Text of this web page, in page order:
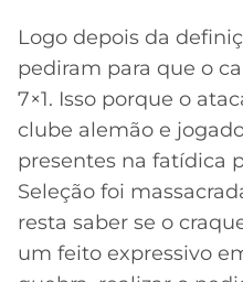
Logo depois da
pediram para que o
7×1. Isso porque o
clube alemão e
presentes na fatídica
Seleção foi
resta saber se o
um feito expressivo